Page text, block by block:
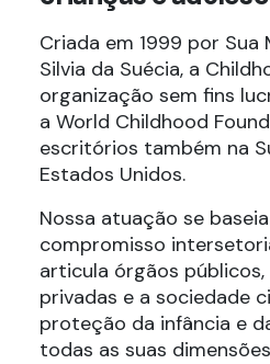
Criada em 1999 por Sua
Silvia da Suécia, a
organização sem fins
a World Childhood
escritórios também na
Estados Unidos.
Nossa atuação se
compromisso
articula órgãos
privadas e a sociedade
proteção da infância e
todas as suas